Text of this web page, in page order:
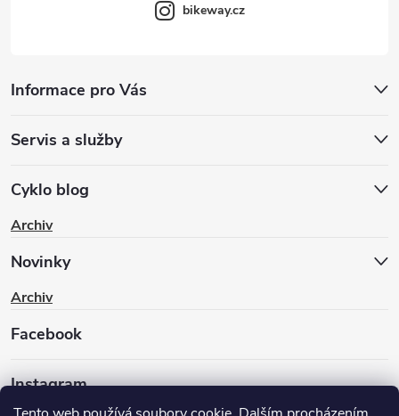
bikeway.cz
Informace pro Vás
Servis a služby
Cyklo blog
Archiv
Novinky
Archiv
Facebook
Instagram